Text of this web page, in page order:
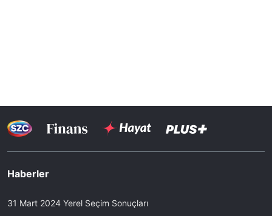
Haberler
31 Mart 2024 Yerel Seçim Sonuçları